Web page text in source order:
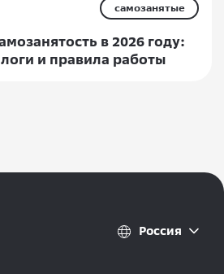
самозанятые
в 2026 году:
и правила работы
Россия